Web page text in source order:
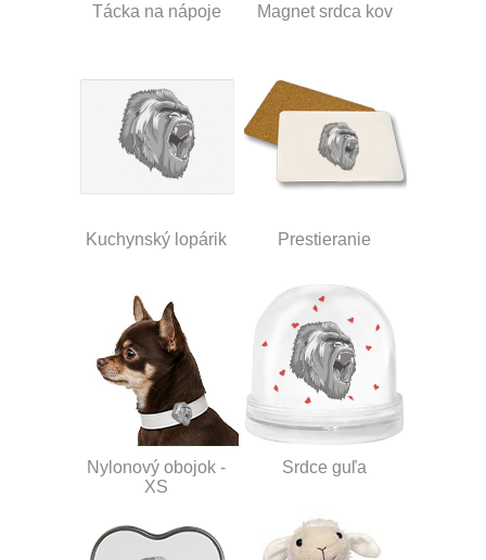
Tácka na nápoje Magnet srdca kov
Kuchynský lopárik Prestieranie
Nylonový obojok -
XS
Srdce guľa